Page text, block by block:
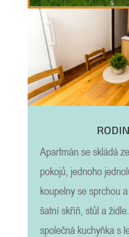
Apartmán se skládá
pokojů, jednoho
koupelny se sprchou
šatní skříň, stůl a
společná kuchyňka s